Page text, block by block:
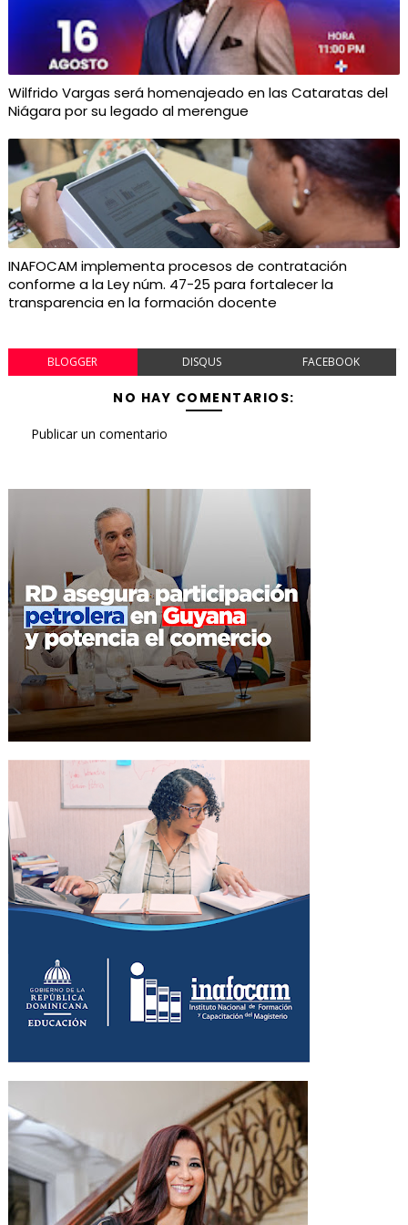
Wilfrido Vargas será homenajeado en las Cataratas del
Niágara por su legado al merengue
INAFOCAM implementa procesos de contratación
conforme a la Ley núm. 47-25 para fortalecer la
transparencia en la formación docente
BLOGGER DISQUS FACEBOOK
NO HAY COMENTARIOS:
Publicar un comentario